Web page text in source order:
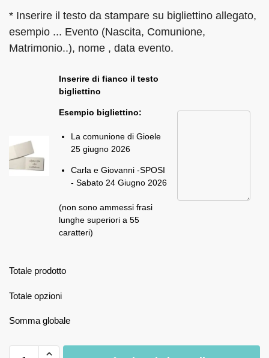
* Inserire il testo da stampare su bigliettino allegato,
esempio ... Evento (Nascita, Comunione,
Matrimonio..), nome , data evento.
Inserire di fianco il testo
bigliettino
Esempio bigliettino:
La comunione di Gioele
25 giugno 2026
Carla e Giovanni -SPOSI
- Sabato 24 Giugno 2026
(non sono ammessi frasi
lunghe superiori a 55
caratteri)
Totale prodotto
Totale opzioni
Somma globale